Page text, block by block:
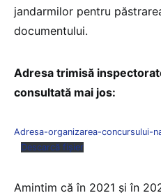
jandarmilor pentru
documentului.
Adresa trimisă
consultată mai jos:
Adresa-organizarea-concursului-
Descarcă fișier
Amintim că în 2021 și în